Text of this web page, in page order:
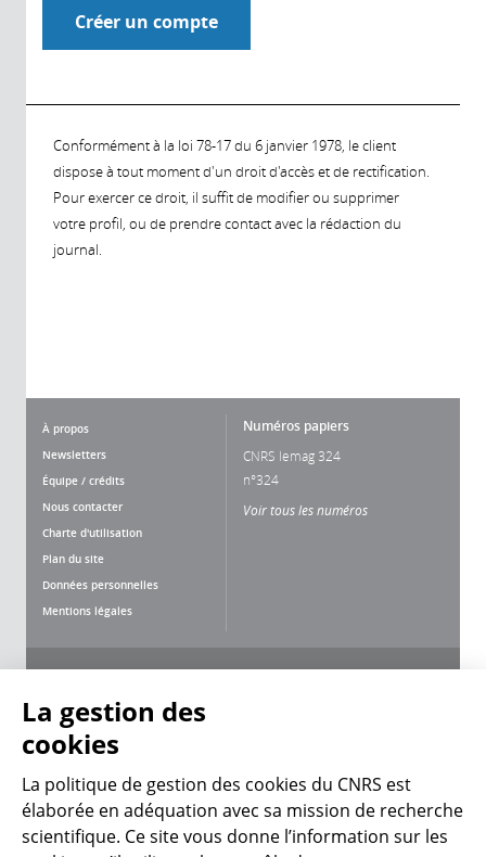
Conformément à la loi 78-17 du 6 janvier 1978, le client
dispose à tout moment d'un droit d'accès et de rectification.
Pour exercer ce droit, il suffit de modifier ou supprimer
votre profil, ou de prendre contact avec la rédaction du
journal.
À propos
Newsletters
Équipe / crédits
Nous contacter
Charte d'utilisation
Plan du site
Données personnelles
Mentions légales
Numéros papiers
CNRS lemag 324
n°324
Voir tous les numéros
CNRS Le Mag
La gestion des
cookies
La politique de gestion des cookies du CNRS est
élaborée en adéquation avec sa mission de recherche
scientifique. Ce site vous donne l’information sur les